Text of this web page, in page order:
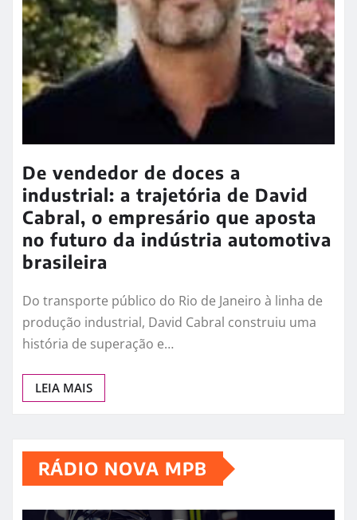
De vendedor de doces a
industrial: a trajetória de David
Cabral, o empresário que aposta
no futuro da indústria automotiva
brasileira
Do transporte público do Rio de Janeiro à linha de
produção industrial, David Cabral construiu uma
história de superação e…
LEIA MAIS
RÁDIO NOVA MPB